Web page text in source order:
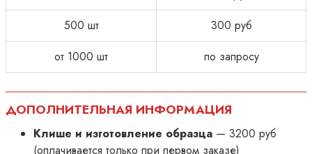
500 шт
300 руб
от 1000 шт
по запросу
ДОПОЛНИТЕЛЬНАЯ ИНФОРМАЦИЯ
Клише и изготовление образца — 3200 руб
(оплачивается только при первом заказе)